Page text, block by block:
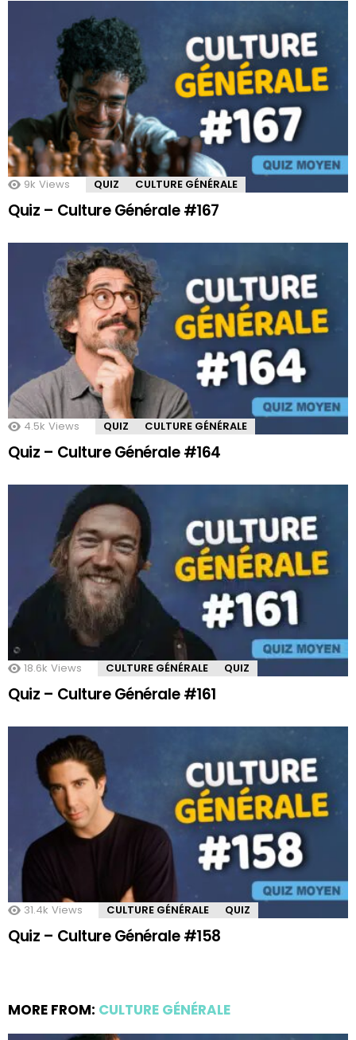
9k Views QUIZ CULTURE GÉNÉRALE
Quiz – Culture Générale #167
4.5k Views QUIZ CULTURE GÉNÉRALE
Quiz – Culture Générale #164
18.6k Views CULTURE GÉNÉRALE QUIZ
Quiz – Culture Générale #161
31.4k Views CULTURE GÉNÉRALE QUIZ
Quiz – Culture Générale #158
MORE FROM: CULTURE GÉNÉRALE